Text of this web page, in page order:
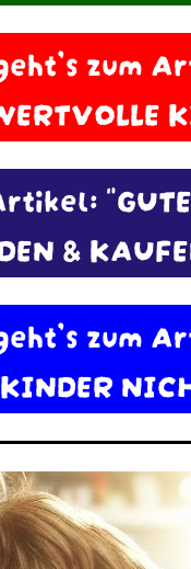
zum
&
zum